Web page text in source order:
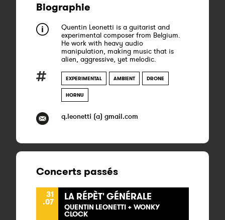
Biographie
Quentin Leonetti is a guitarist and
experimental composer from Belgium.
He work with heavy audio
manipulation, making music that is
alien, aggressive, yet melodic.
EXPERIMENTAL AMBIENT DRONE
HORNU
q.leonetti (a) gmail.com
Concerts passés
31
.07 LA RÉPÈT' GÉNÉRALE
QUENTIN LEONETTI + WONKY
CLOCK